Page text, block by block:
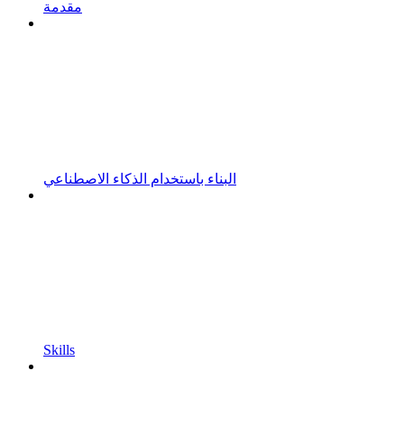
مقدمة
البناء باستخدام الذكاء الاصطناعي
Skills